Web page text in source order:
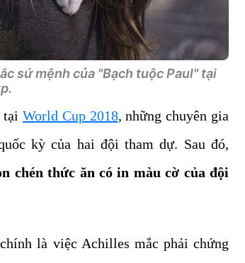
sứ mệnh của "Bạch tuộc Paul" tại
tại World Cup 2018, những chuyên gia
kỳ của hai đội tham dự. Sau đó,
chén thức ăn có in màu cờ của đội
là việc Achilles mắc phải chứng